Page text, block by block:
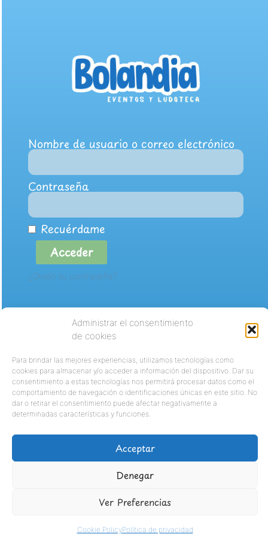
Administrar el consentimiento
de cookies
Para brindar las mejores experiencias, utilizamos tecnologías como
cookies para almacenar y/o acceder a información del dispositivo. Dar su
consentimiento a estas tecnologías nos permitirá procesar datos como el
comportamiento de navegación o identificaciones únicas en este sitio. No
dar o retirar el consentimiento puede afectar negativamente a
determinadas características y funciones.
Acceptar
Denegar
Ver Preferencias
Cookie PolicyPolítica de privacidad
Nombre de usuario o correo electrónico
Contraseña
Recuérdame
Acceder
¿Olvidó su contraseña?